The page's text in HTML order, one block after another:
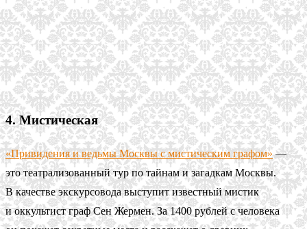
4. Мистическая
«Привидения и ведьмы Москвы с мистическим графом»—
это театрализованный тур по тайнам и загадкам Москвы.
В качестве экскурсовода выступит известный мистик
и оккультист граф Сен Жермен. За 1400 рублей с человека